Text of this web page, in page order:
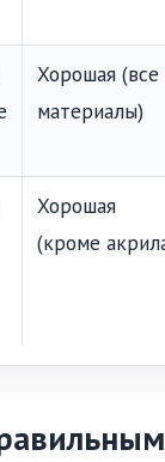
Хорошая (все
материалы)
Хорошая
(кроме